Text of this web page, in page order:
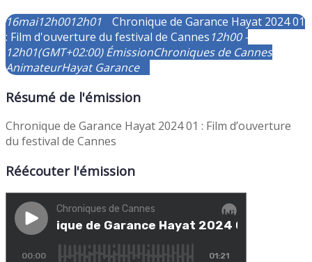
16mai12h0012h01
Chronique de Garance Hayat 2024 01
: Film d'ouverture du festival de Cannes 12h00 -
12h01(GMT+02:00) ÉmissionChroniques de Cannes
AnimateurHayat Garance
Résumé de l'émission
Chronique de Garance Hayat 2024 01 : Film d’ouverture
du festival de Cannes
Réécouter l'émission